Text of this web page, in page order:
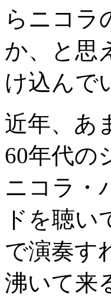
らニコラ
か、と思
け込んで
近年、あ
60年代の
ニコラ・
ドを聴
で演奏す
沸いて来